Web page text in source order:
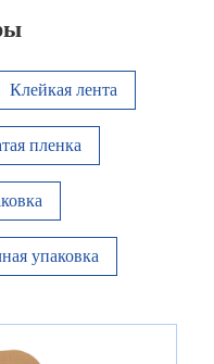
Клейкая лента
пленка
упаковка